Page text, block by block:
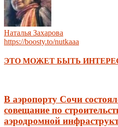
Наталья Захарова
https://boosty.to/nutkaaa
ЭТО МОЖЕТ БЫТЬ
В аэропорту Сочи
совещание по
аэродромной